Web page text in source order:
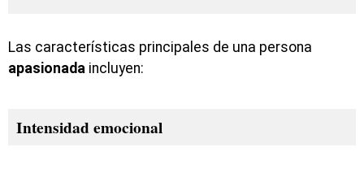
Las características principales de una persona
apasionada incluyen:
Intensidad emocional